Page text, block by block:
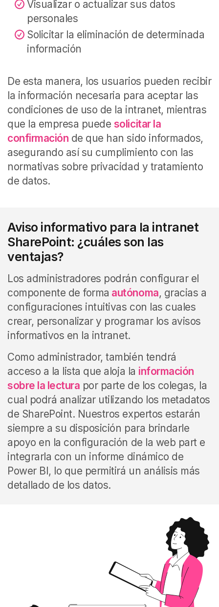
Visualizar o actualizar sus datos
personales
Solicitar la eliminación de determinada
información
De esta manera, los usuarios pueden recibir
la información necesaria para aceptar las
condiciones de uso de la intranet, mientras
que la empresa puede solicitar la
confirmación de que han sido informados,
asegurando así su cumplimiento con las
normativas sobre privacidad y tratamiento
de datos.
Aviso informativo para la intranet
SharePoint: ¿cuáles son las
ventajas?
Los administradores podrán configurar el
componente de forma autónoma, gracias a
configuraciones intuitivas con las cuales
crear, personalizar y programar los avisos
informativos en la intranet.
Como administrador, también tendrá
acceso a la lista que aloja la información
sobre la lectura por parte de los colegas, la
cual podrá analizar utilizando los metadatos
de SharePoint. Nuestros expertos estarán
siempre a su disposición para brindarle
apoyo en la configuración de la web part e
integrarla con un informe dinámico de
Power BI, lo que permitirá un análisis más
detallado de los datos.